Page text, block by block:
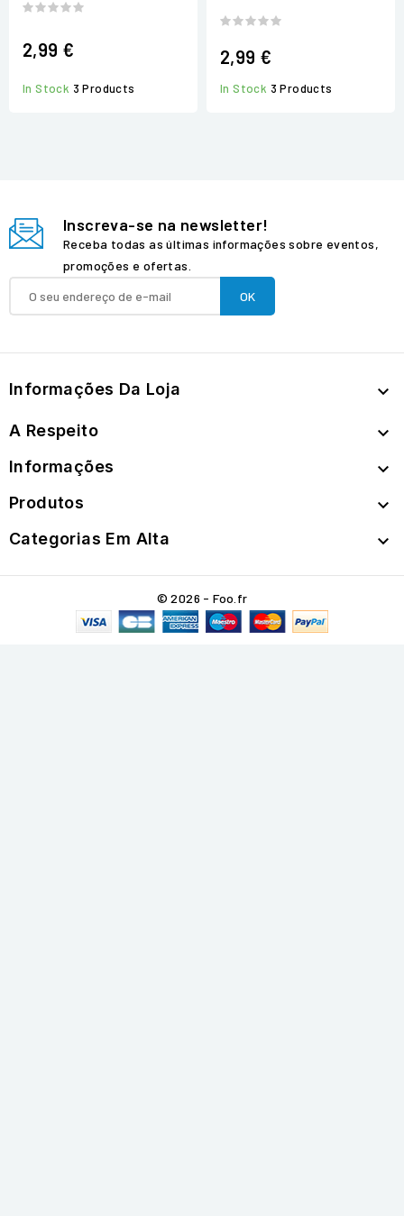
2,99 €
In Stock 3 Products
2,99 €
In Stock 3 Products
Inscreva-se na newsletter!
Receba todas as últimas informações sobre eventos,
promoções e ofertas.
Informações Da Loja 
A Respeito 
Informações 
Produtos 
Categorias Em Alta 
© 2026 - Foo.fr